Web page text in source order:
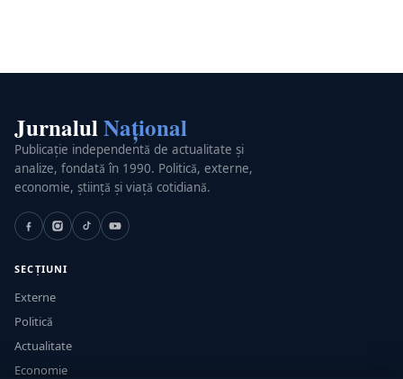
JurnalulNațional
Publicație independentă de actualitate și
analize, fondată în 1990. Politică, externe,
economie, știință și viață cotidiană.
SECȚIUNI
Externe
Politică
Actualitate
Economie